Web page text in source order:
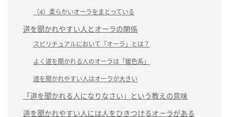
（4）柔らかいオーラをまとっている
道を聞かれやすい人とオーラの関係
スピリチュアルにおいて「オーラ」とは？
よく道を聞かれる人のオーラは「暖色系」
道を聞かれやすい人はオーラが大きい
「道を聞かれる人になりなさい」という教えの意味
道を聞かれやすい人には人をひきつけるオーラがある